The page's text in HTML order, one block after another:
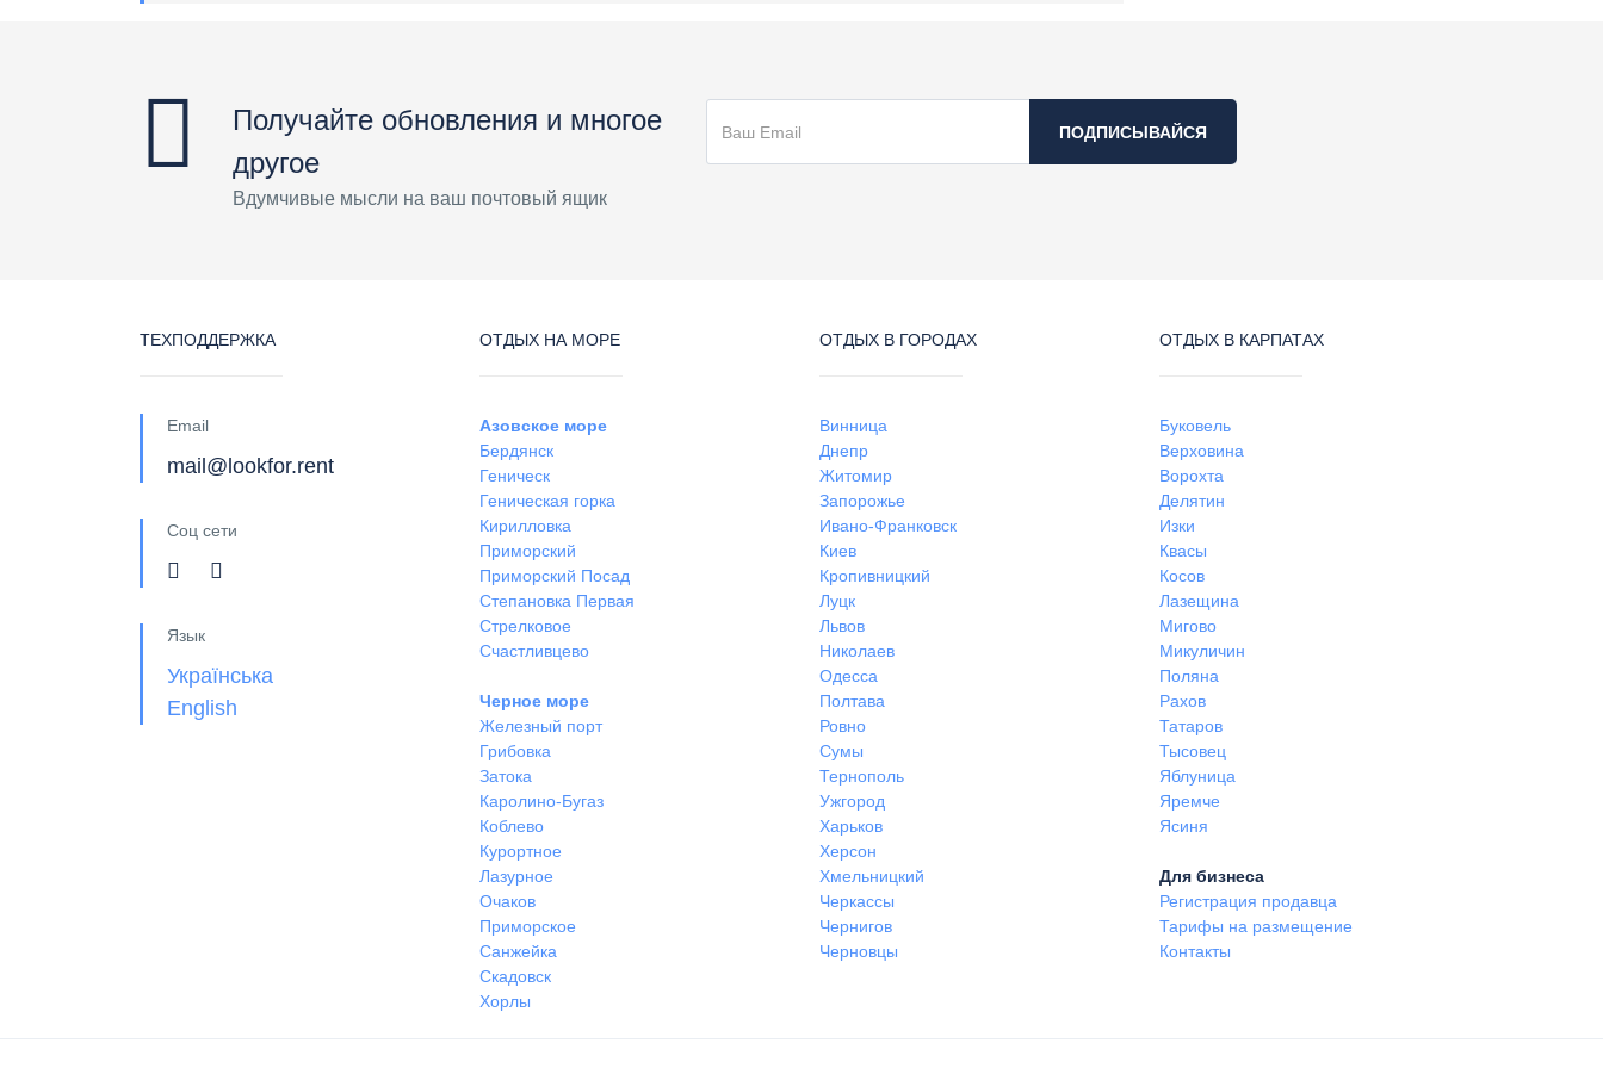
Получайте обновления и многое
другое
Вдумчивые мысли на ваш почтовый ящик
ПОДПИСЫВАЙСЯ
ТЕХПОДДЕРЖКА
Email
mail@lookfor.rent
Соц сети
Язык
Українська
English
ОТДЫХ НА МОРЕ
Азовское море
Бердянск
Геническ
Геническая горка
Кирилловка
Приморский
Приморский Посад
Степановка Первая
Стрелковое
Счастливцево
Черное море
Железный порт
Грибовка
Затока
Каролино-Бугаз
Коблево
Курортное
Лазурное
Очаков
Приморское
Санжейка
Скадовск
Хорлы
ОТДЫХ В ГОРОДАХ
Винница
Днепр
Житомир
Запорожье
Ивано-Франковск
Киев
Кропивницкий
Луцк
Львов
Николаев
Одесса
Полтава
Ровно
Сумы
Тернополь
Ужгород
Харьков
Херсон
Хмельницкий
Черкассы
Чернигов
Черновцы
ОТДЫХ В КАРПАТАХ
Буковель
Верховина
Ворохта
Делятин
Изки
Квасы
Косов
Лазещина
Мигово
Микуличин
Поляна
Рахов
Татаров
Тысовец
Яблуница
Яремче
Ясиня
Для бизнеса
Регистрация продавца
Тарифы на размещение
Контакты